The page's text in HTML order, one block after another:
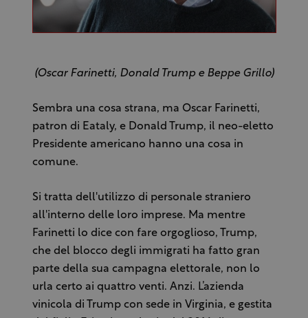
(Oscar Farinetti, Donald Trump e Beppe Grillo)
Sembra una cosa strana, ma Oscar Farinetti,
patron di Eataly, e Donald Trump, il neo-eletto
Presidente americano hanno una cosa in
comune.
Si tratta dell'utilizzo di personale straniero
all'interno delle loro imprese. Ma mentre
Farinetti lo dice con fare orgoglioso, Trump,
che del blocco degli immigrati ha fatto gran
parte della sua campagna elettorale, non lo
urla certo ai quattro venti. Anzi. L’azienda
vinicola di Trump con sede in Virginia, e gestita